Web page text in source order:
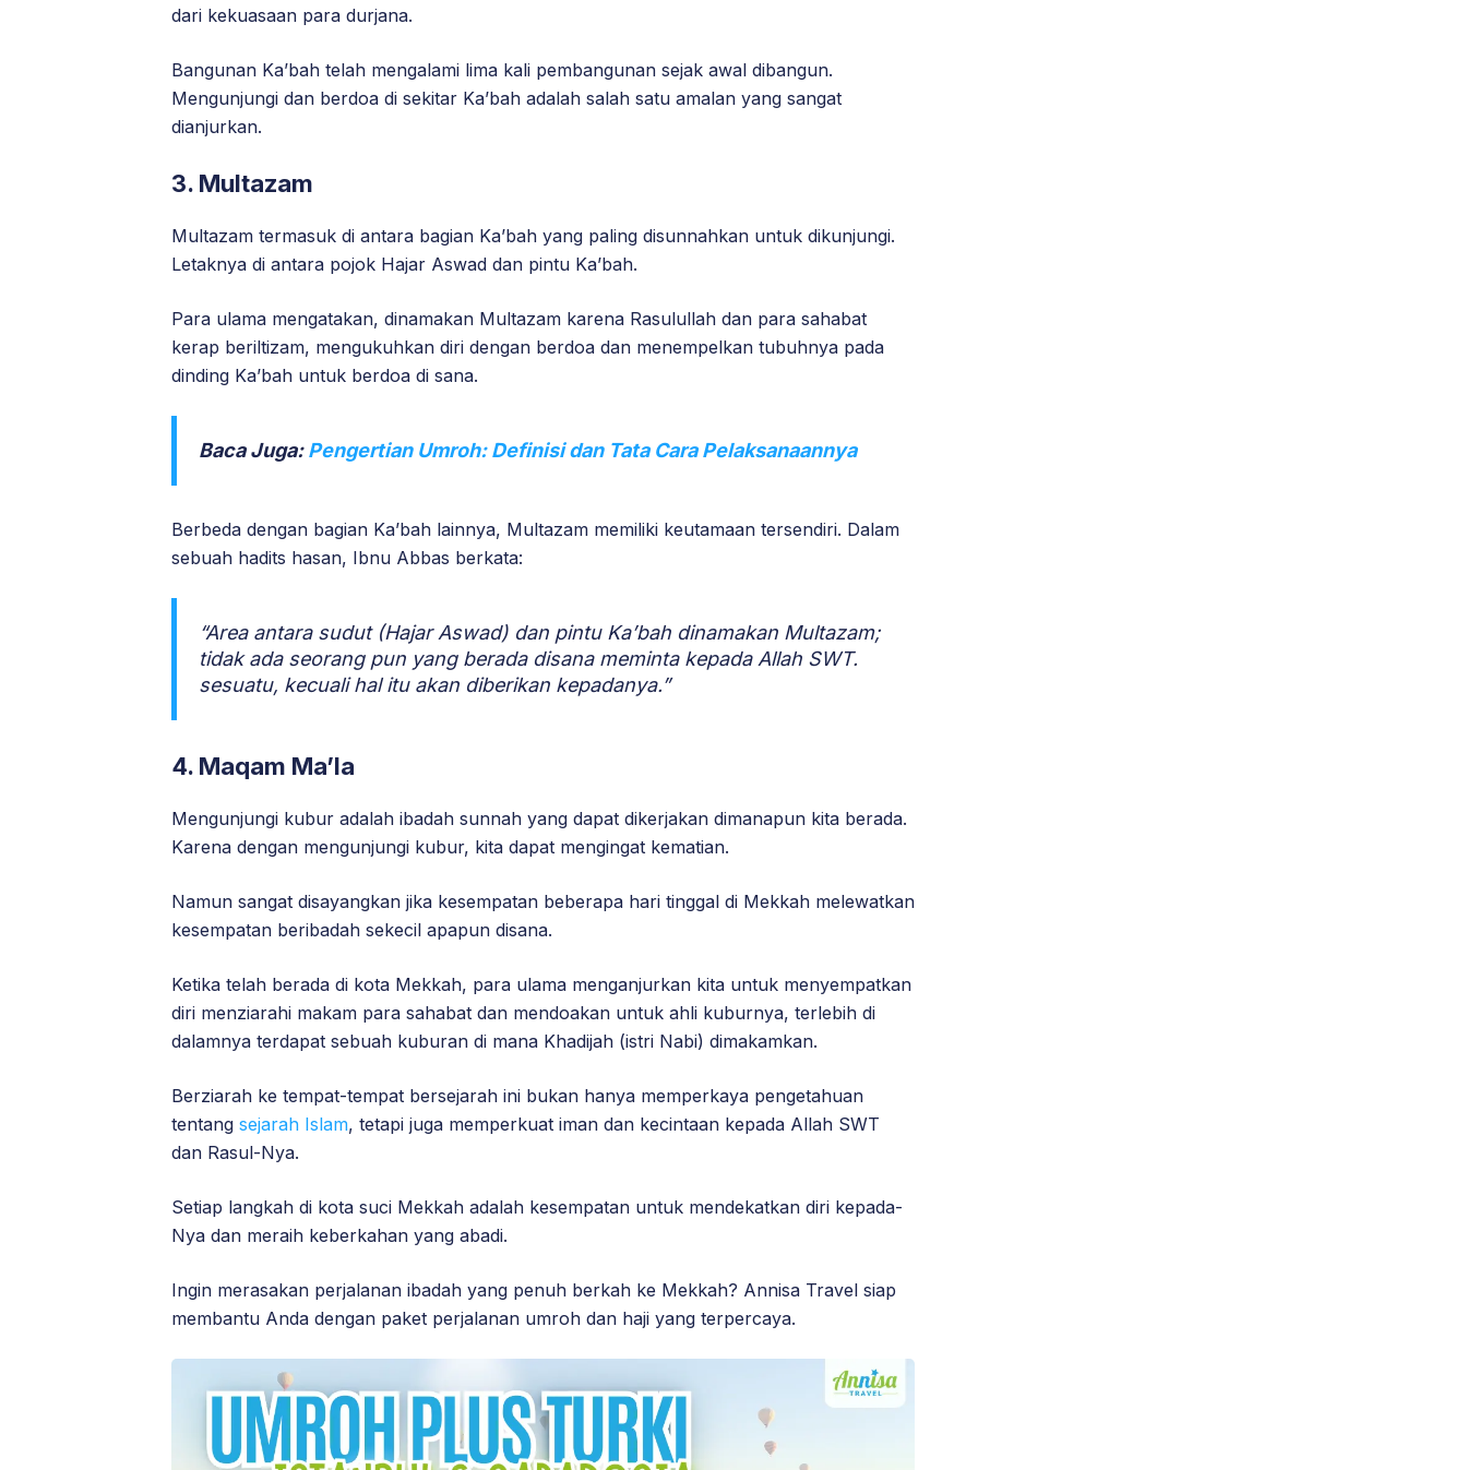
dari kekuasaan para durjana.
Bangunan Ka’bah telah mengalami lima kali pembangunan sejak awal dibangun.
Mengunjungi dan berdoa di sekitar Ka’bah adalah salah satu amalan yang sangat
dianjurkan.
3. Multazam
Multazam termasuk di antara bagian Ka’bah yang paling disunnahkan untuk dikunjungi.
Letaknya di antara pojok Hajar Aswad dan pintu Ka’bah.
Para ulama mengatakan, dinamakan Multazam karena Rasulullah dan para sahabat
kerap beriltizam, mengukuhkan diri dengan berdoa dan menempelkan tubuhnya pada
dinding Ka’bah untuk berdoa di sana.
Baca Juga:Pengertian Umroh: Definisi dan Tata Cara Pelaksanaannya
Berbeda dengan bagian Ka’bah lainnya, Multazam memiliki keutamaan tersendiri. Dalam
sebuah hadits hasan, Ibnu Abbas berkata:
“Area antara sudut (Hajar Aswad) dan pintu Ka’bah dinamakan Multazam;
tidak ada seorang pun yang berada disana meminta kepada Allah SWT.
sesuatu, kecuali hal itu akan diberikan kepadanya.”
4. Maqam Ma’la
Mengunjungi kubur adalah ibadah sunnah yang dapat dikerjakan dimanapun kita berada.
Karena dengan mengunjungi kubur, kita dapat mengingat kematian.
Namun sangat disayangkan jika kesempatan beberapa hari tinggal di Mekkah melewatkan
kesempatan beribadah sekecil apapun disana.
Ketika telah berada di kota Mekkah, para ulama menganjurkan kita untuk menyempatkan
diri menziarahi makam para sahabat dan mendoakan untuk ahli kuburnya, terlebih di
dalamnya terdapat sebuah kuburan di mana Khadijah (istri Nabi) dimakamkan.
Berziarah ke tempat-tempat bersejarah ini bukan hanya memperkaya pengetahuan
tentang sejarah Islam, tetapi juga memperkuat iman dan kecintaan kepada Allah SWT
dan Rasul-Nya.
Setiap langkah di kota suci Mekkah adalah kesempatan untuk mendekatkan diri kepada-
Nya dan meraih keberkahan yang abadi.
Ingin merasakan perjalanan ibadah yang penuh berkah ke Mekkah? Annisa Travel siap
membantu Anda dengan paket perjalanan umroh dan haji yang terpercaya.